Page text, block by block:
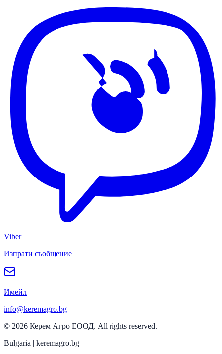
Viber
Изпрати съобщение
Имейл
info@keremagro.bg
© 2026 Керем Агро ЕООД. All rights reserved.
Bulgaria | keremagro.bg